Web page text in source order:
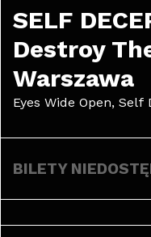
SELF
Destroy
Warszawa
Eyes Wide Open, Self
BILETY